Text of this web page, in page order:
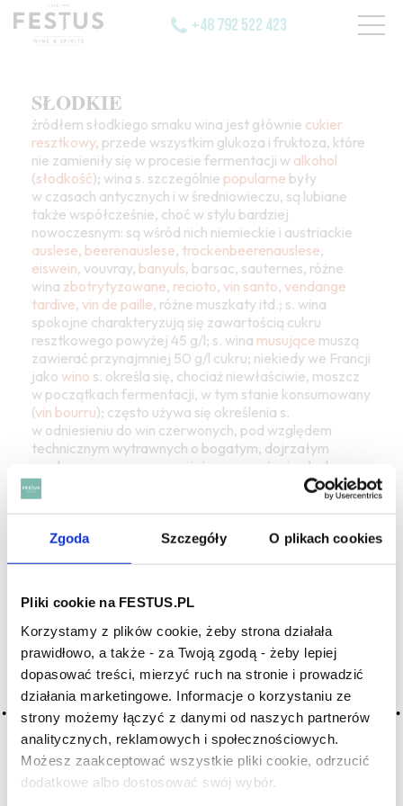
Zgoda Szczegóły O plikach cookies
Pliki cookie na FESTUS.PL
Korzystamy z plików cookie, żeby strona działała
prawidłowo, a także - za Twoją zgodą - żeby lepiej
dopasować treści, mierzyć ruch na stronie i prowadzić
działania marketingowe. Informacje o korzystaniu ze
strony możemy łączyć z danymi od naszych partnerów
analitycznych, reklamowych i społecznościowych.
Możesz zaakceptować wszystkie pliki cookie, odrzucić
dodatkowe albo dostosować swój wybór.
Czy masz ukończone 18 lat?
+48 792 522 423
SŁODKIE
źródłem słodkiego smaku wina jest głównie cukier
resztkowy, przede wszystkim glukoza i fruktoza, które
nie zamieniły się w procesie fermentacji w alkohol
(słodkość); wina s. szczególnie popularne były
w czasach antycznych i w średniowieczu, są lubiane
także współcześnie, choć w stylu bardziej
nowoczesnym: są wśród nich niemieckie i austriackie
auslese, beerenauslese, trockenbeerenauslese,
eiswein, vouvray, banyuls, barsac, sauternes, różne
wina zbotrytyzowane, recioto, vin santo, vendange
tardive, vin de paille, różne muszkaty itd.; s. wina
spokojne charakteryzują się zawartością cukru
resztkowego powyżej 45 g/l; s. wina musujące muszą
zawierać przynajmniej 50 g/l cukru; niekiedy we Francji
jako wino s. określa się, chociaż niewłaściwie, moszcz
w początkach fermentacji, w tym stanie konsumowany
(vin bourru); często używa się określenia s.
w odniesieniu do win czerwonych, pod względem
technicznym wytrawnych o bogatym, dojrzałym
smaku owocowym, sprawiającym
wrażenie
słodyczy;
warto pamiętać, że
słodyczy powodują
również
alkohole wyższe
zawarte w winie, jednocześnie potęgują one również
wrażeniepewnej tłustości (tłuste ); VDN; vin de liqueur;
SZUKAJ W SŁOWNIKU
HASŁA ALFABETYCZNIE: